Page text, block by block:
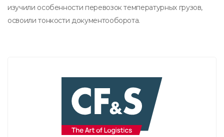
изучили особенности перевозок температурных грузов,
освоили тонкости документооборота.